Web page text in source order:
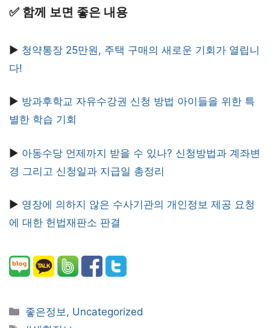
✅ 함께 보면 좋은 내용
▶︎ 청약통장 25만원, 주택 구매의 새로운 기회가 열립니
다!
▶︎ 방과후학교 자유수강권 신청 방법 아이들을 위한 특
별한 학습 기회
▶︎ 아동수당 언제까지 받을 수 있나? 신청방법과 계좌변
경 그리고 신청일과 지급일 총정리
▶︎ 영장에 의하지 않은 수사기관의 개인정보 제공 요청
에 대한 헌법재판소 판결
카
테
좋은정보, Uncategorized